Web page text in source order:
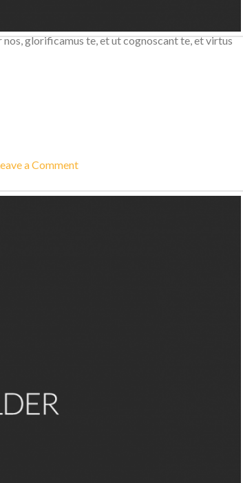
glorificamus te, et ut cognoscant te, et virtus
a Comment